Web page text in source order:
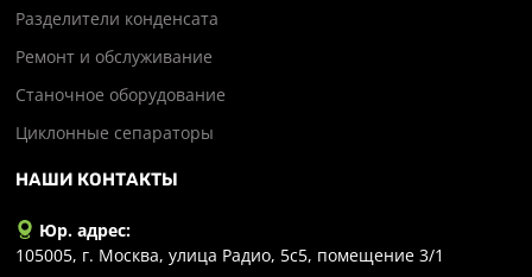
Разделители конденсата
Ремонт и обслуживание
Станочное оборудование
Циклонные сепараторы
НАШИ КОНТАКТЫ
Юр. адрес:
105005, г. Москва, улица Радио, 5с5, помещение 3/1